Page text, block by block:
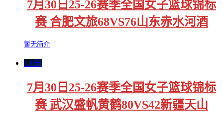
7月30日25-26赛季全国女子篮球锦标
赛 合肥文旅68VS76山东赤水河酒
暂无简介
1.0分
7月30日25-26赛季全国女子篮球锦标
赛 武汉盛帆黄鹤80VS42新疆天山